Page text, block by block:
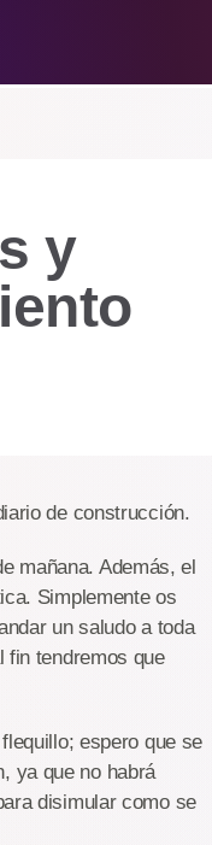
y
de construcción.
mañana. Además, el
Simplemente os
un saludo a toda
fin tendremos que
espero que se
ya que no habrá
disimular como se